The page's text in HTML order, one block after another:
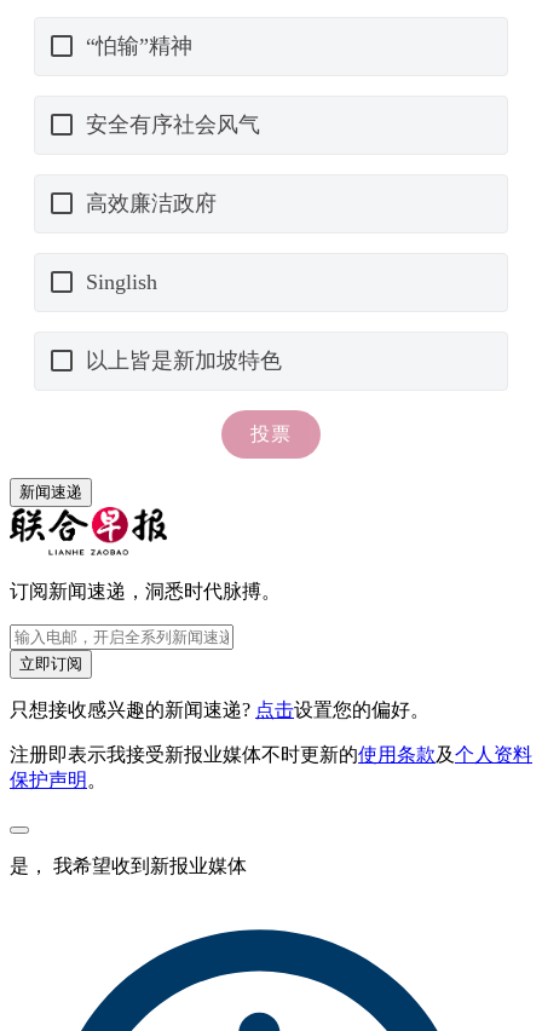
新闻速递
订阅新闻速递，洞悉时代脉搏。
立即订阅
只想接收感兴趣的新闻速递? 点击设置您的偏好。
注册即表示我接受新报业媒体不时更新的使用条款及个人资料
保护声明 。
是， 我希望收到新报业媒体